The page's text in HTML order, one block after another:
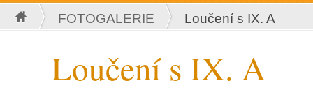
Jste zde
FOTOGALERIE Loučení s IX. A
Loučení s IX. A